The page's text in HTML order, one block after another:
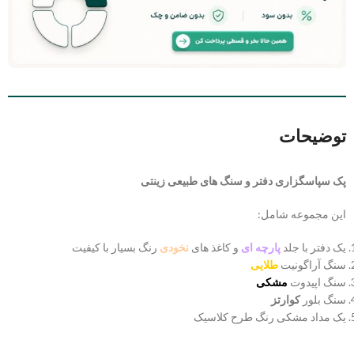
توضیحات
پک سپاسگزاری دفتر و سنگ های طبیعی زینتی
این مجموعه شامل:
یک دفتر با جلد پارچه ای و کاغذ های نخودی رنگ بسیار با کیفیت
سنگ آراگونیت طلایی
سنگ اپیدوت مشکی
سنگ بلورکوارتز
یک مداد مشکی رنگ طرح کلاسیک